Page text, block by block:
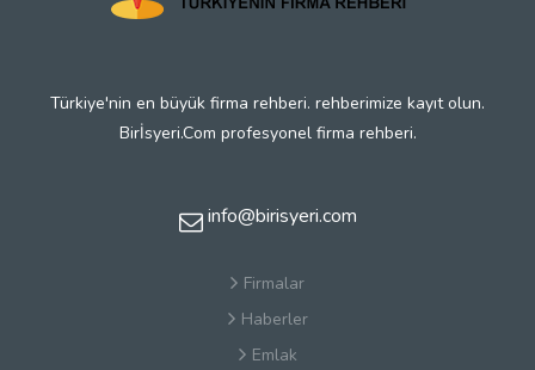
Türkiye'nin en büyük firma rehberi. rehberimize kayıt olun.
Birİsyeri.Com profesyonel firma rehberi.
info@birisyeri.com
Firmalar
Haberler
Emlak